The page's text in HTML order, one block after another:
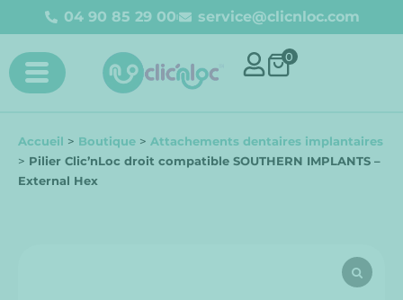
04 90 85 29 00 service@clicnloc.com​
0
Accueil > Boutique > Attachements dentaires implantaires
> Pilier Clic’nLoc droit compatible SOUTHERN IMPLANTS –
External Hex